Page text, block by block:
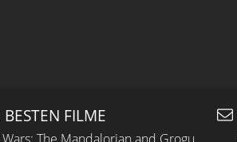
BESTEN FILME